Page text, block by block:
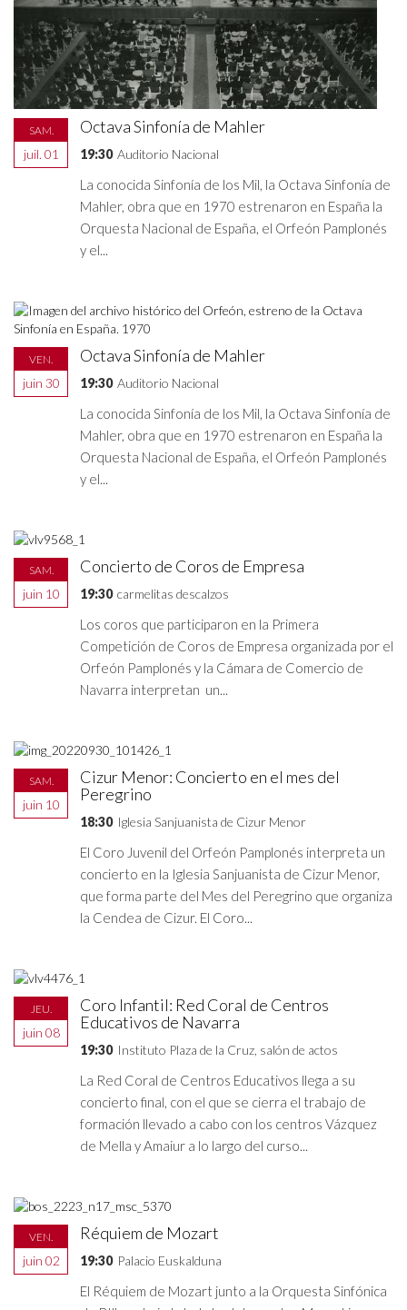
SAM.
juil. 01
Octava Sinfonía de Mahler
19:30 Auditorio Nacional
La conocida Sinfonía de los Mil, la Octava Sinfonía de
Mahler, obra que en 1970 estrenaron en España la
Orquesta Nacional de España, el Orfeón Pamplonés
y el...
VEN.
juin 30
Octava Sinfonía de Mahler
19:30 Auditorio Nacional
La conocida Sinfonía de los Mil, la Octava Sinfonía de
Mahler, obra que en 1970 estrenaron en España la
Orquesta Nacional de España, el Orfeón Pamplonés
y el...
SAM.
juin 10
Concierto de Coros de Empresa
19:30 carmelitas descalzos
Los coros que participaron en la Primera
Competición de Coros de Empresa organizada por el
Orfeón Pamplonés y la Cámara de Comercio de
Navarra interpretan un...
SAM.
juin 10
Cizur Menor: Concierto en el mes del
Peregrino
18:30 Iglesia Sanjuanista de Cizur Menor
El Coro Juvenil del Orfeón Pamplonés interpreta un
concierto en la Iglesia Sanjuanista de Cizur Menor,
que forma parte del Mes del Peregrino que organiza
la Cendea de Cizur. El Coro...
JEU.
juin 08
Coro Infantil: Red Coral de Centros
Educativos de Navarra
19:30 Instituto Plaza de la Cruz, salón de actos
La Red Coral de Centros Educativos llega a su
concierto final, con el que se cierra el trabajo de
formación llevado a cabo con los centros Vázquez
de Mella y Amaiur a lo largo del curso...
VEN.
juin 02
Réquiem de Mozart
19:30 Palacio Euskalduna
El Réquiem de Mozart junto a la Orquesta Sinfónica